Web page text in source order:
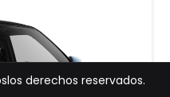
derechos reservados.